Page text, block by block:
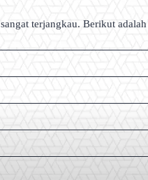
sangat terjangkau. Berikut